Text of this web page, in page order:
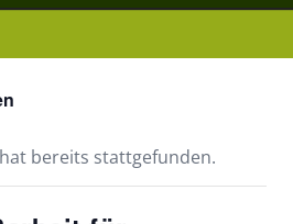
bereits stattgefunden.